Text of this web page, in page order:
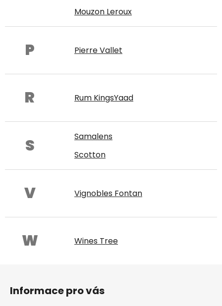
Mouzon Leroux
P Pierre Vallet
R Rum KingsYaad
S
Samalens
Scotton
V Vignobles Fontan
W Wines Tree
Informace pro vás